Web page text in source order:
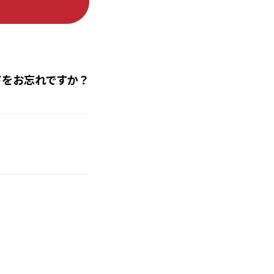
お忘れですか？